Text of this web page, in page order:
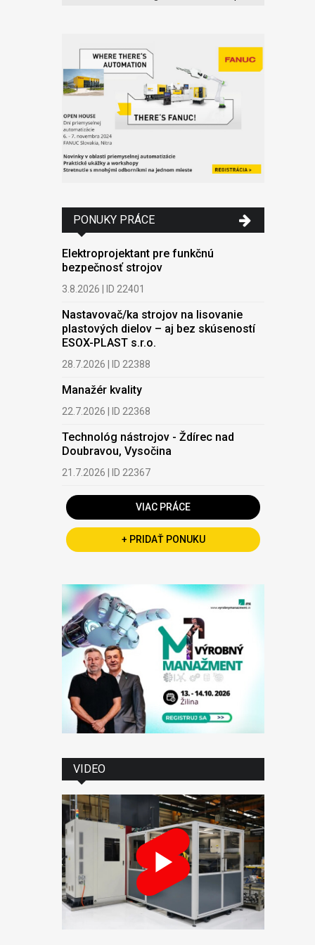
PONUKY PRÁCE
Elektroprojektant pre funkčnú
bezpečnosť strojov
3.8.2026 | ID 22401
Nastavovač/ka strojov na lisovanie
plastových dielov – aj bez skúseností
ESOX-PLAST s.r.o.
28.7.2026 | ID 22388
Manažér kvality
22.7.2026 | ID 22368
Technológ nástrojov - Ždírec nad
Doubravou, Vysočina
21.7.2026 | ID 22367
VIAC PRÁCE
+ PRIDAŤ PONUKU
VIDEO